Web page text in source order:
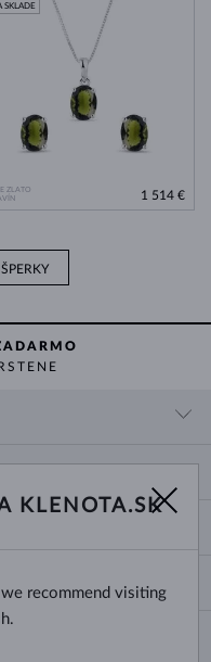
ZLATO
SKLADE
1 514 €
KLENOTA.SK
recommend visiting